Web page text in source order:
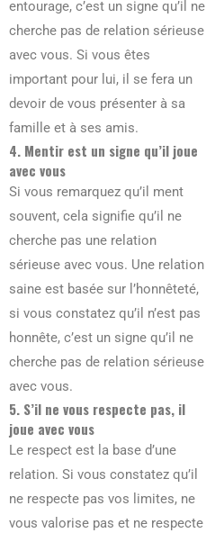
entourage, c’est un signe qu’il ne
cherche pas de relation sérieuse
avec vous. Si vous êtes
important pour lui, il se fera un
devoir de vous présenter à sa
famille et à ses amis.
4. Mentir est un signe qu’il joue
avec vous
Si vous remarquez qu’il ment
souvent, cela signifie qu’il ne
cherche pas une relation
sérieuse avec vous. Une relation
saine est basée sur l’honnêteté,
si vous constatez qu’il n’est pas
honnête, c’est un signe qu’il ne
cherche pas de relation sérieuse
avec vous.
5. S’il ne vous respecte pas, il
joue avec vous
Le respect est la base d’une
relation. Si vous constatez qu’il
ne respecte pas vos limites, ne
vous valorise pas et ne respecte